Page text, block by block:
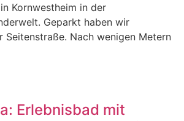
Kornwestheim in der
Geparkt haben wir
Seitenstraße. Nach wenigen Metern
Erlebnisbad mit